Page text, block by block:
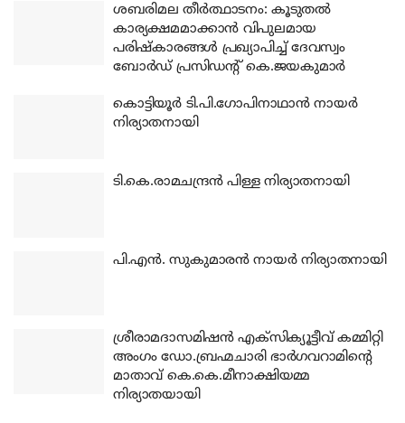
ശബരിമല തീര്‍ത്ഥാടനം: കൂടുതല്‍
കാര്യക്ഷമമാക്കാന്‍ വിപുലമായ
പരിഷ്‌കാരങ്ങള്‍ പ്രഖ്യാപിച്ച് ദേവസ്വം
ബോര്‍ഡ് പ്രസിഡന്റ് കെ.ജയകുമാര്‍
കൊട്ടിയൂര്‍ ടി.പി.ഗോപിനാഥാന്‍ നായര്‍
നിര്യാതനായി
ടി.കെ.രാമചന്ദ്രന്‍ പിള്ള നിര്യാതനായി
പി.എന്‍. സുകുമാരന്‍ നായര്‍ നിര്യാതനായി
ശ്രീരാമദാസമിഷന്‍ എക്‌സിക്യൂട്ടീവ് കമ്മിറ്റി
അംഗം ഡോ.ബ്രഹ്മചാരി ഭാര്‍ഗവറാമിന്റെ
മാതാവ് കെ.കെ.മീനാക്ഷിയമ്മ
നിര്യാതയായി